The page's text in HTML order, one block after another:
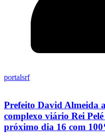
portalsrf
Prefeito David Almeida
complexo viário Rei
próximo dia 16 com